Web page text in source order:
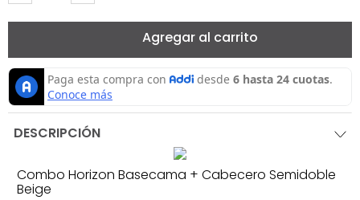
Agregar al carrito
DESCRIPCIÓN
Combo Horizon Basecama + Cabecero Semidoble
Beige